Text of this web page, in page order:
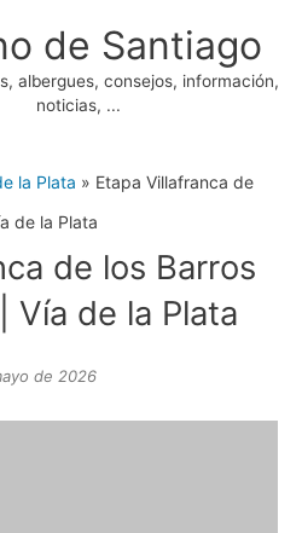
de Santiago
albergues, consejos, información,
noticias, ...
la Plata » Etapa Villafranca de
de la Plata
de los Barros
de la Plata
de 2026